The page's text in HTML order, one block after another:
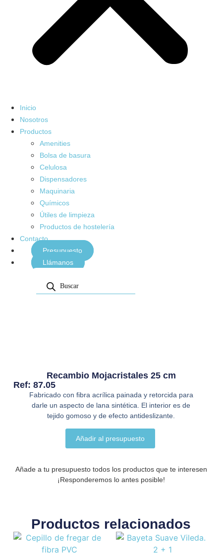
Inicio
Nosotros
Productos
Amenities
Bolsa de basura
Celulosa
Dispensadores
Maquinaria
Químicos
Útiles de limpieza
Productos de hostelería
Contacto
Presupuesto
Llámanos
Recambio Mojacristales 25 cm
Ref: 87.05
Fabricado con fibra acrílica painada y retorcida para
darle un aspecto de lana sintética. El interior es de
tejido gomoso y de efecto antideslizante.
Añadir al presupuesto
Añade a tu presupuesto todos los productos que te interesen
¡Responderemos lo antes posible!
Productos relacionados